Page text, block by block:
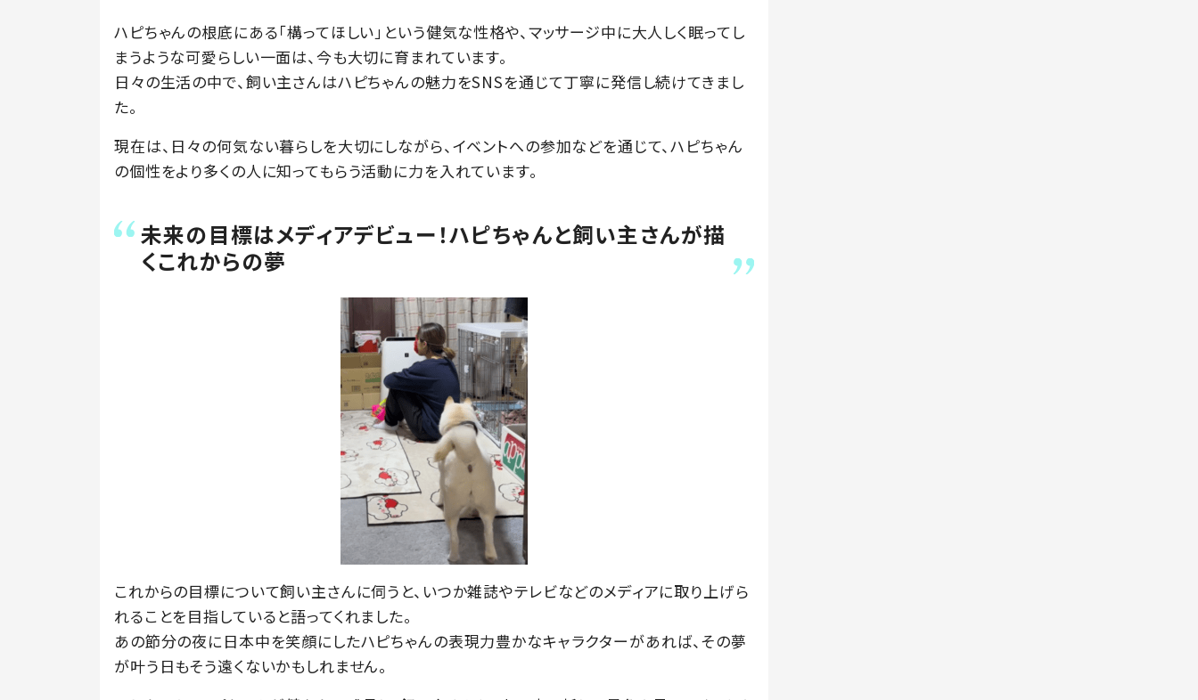
ハピちゃんの根底にある「構ってほしい」という健気な性格や、マッサージ中に大人しく眠ってし
まうような可愛らしい一面は、今も大切に育まれています。
日々の生活の中で、飼い主さんはハピちゃんの魅力をSNSを通じて丁寧に発信し続けてきまし
た。
現在は、日々の何気ない暮らしを大切にしながら、イベントへの参加などを通じて、ハピちゃん
の個性をより多くの人に知ってもらう活動に力を入れています。
未来の目標はメディアデビュー！ハピちゃんと飼い主さんが描
くこれからの夢
これからの目標について飼い主さんに伺うと、いつか雑誌やテレビなどのメディアに取り上げら
れることを目指していると語ってくれました。
あの節分の夜に日本中を笑顔にしたハピちゃんの表現力豊かなキャラクターがあれば、その夢
が叶う日もそう遠くないかもしれません。